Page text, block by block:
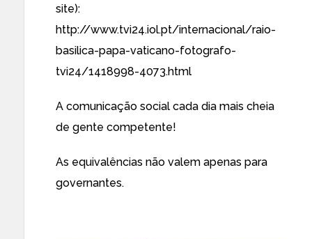
site):
http://www.tvi24.iol.pt/internacional/raio-
basilica-papa-vaticano-fotografo-
tvi24/1418998-4073.html
A comunicação social cada dia mais cheia
de gente competente!
As equivalências não valem apenas para
governantes.